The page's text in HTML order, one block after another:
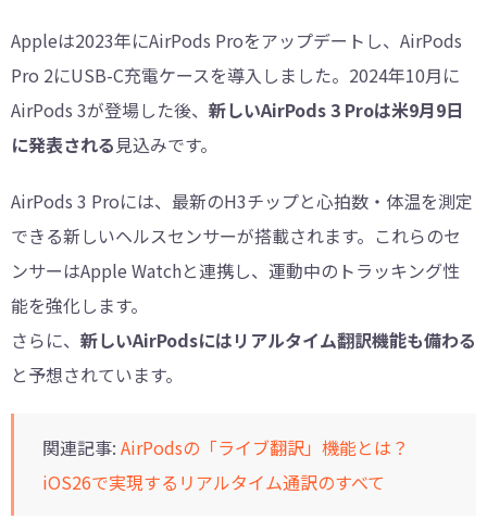
Appleは2023年にAirPods Proをアップデートし、AirPods
Pro 2にUSB-C充電ケースを導入しました。2024年10月に
AirPods 3が登場した後、 新しいAirPods 3 Proは米9月9日
に発表される見込みです。
AirPods 3 Proには、最新のH3チップと心拍数・体温を測定
できる新しいヘルスセンサーが搭載されます。これらのセ
ンサーはApple Watchと連携し、運動中のトラッキング性
能を強化します。
さらに、 新しいAirPodsにはリアルタイム翻訳機能も備わる
と予想されています。
関連記事: AirPodsの「ライブ翻訳」機能とは？
iOS26で実現するリアルタイム通訳のすべて